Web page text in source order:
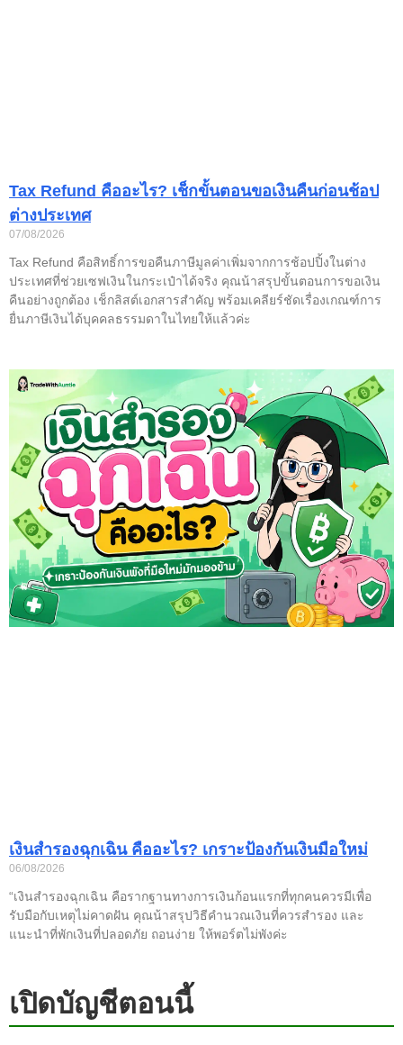
Tax Refund คืออะไร? เช็กขั้นตอนขอเงินคืนก่อนช้อป
ต่างประเทศ
07/08/2026
Tax Refund คือสิทธิ์การขอคืนภาษีมูลค่าเพิ่มจากการช้อปปิ้งในต่าง
ประเทศที่ช่วยเซฟเงินในกระเป๋าได้จริง คุณน้าสรุปขั้นตอนการขอเงิน
คืนอย่างถูกต้อง เช็กลิสต์เอกสารสำคัญ พร้อมเคลียร์ชัดเรื่องเกณฑ์การ
ยื่นภาษีเงินได้บุคคลธรรมดาในไทยให้แล้วค่ะ
เงินสำรองฉุกเฉิน คืออะไร? เกราะป้องกันเงินมือใหม่
06/08/2026
“เงินสำรองฉุกเฉิน คือรากฐานทางการเงินก้อนแรกที่ทุกคนควรมีเพื่อ
รับมือกับเหตุไม่คาดฝัน คุณน้าสรุปวิธีคำนวณเงินที่ควรสำรอง และ
แนะนำที่พักเงินที่ปลอดภัย ถอนง่าย ให้พอร์ตไม่พังค่ะ
เปิดบัญชีตอนนี้